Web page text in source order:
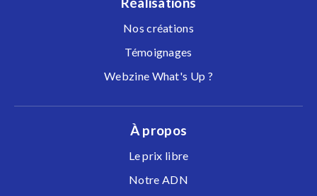
Nos créations
Témoignages
Webzine What's Up ?
À propos
Le prix libre
Notre ADN